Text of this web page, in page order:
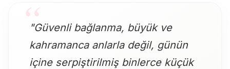
"Güvenli bağlanma, büyük ve
kahramanca anlarla değil, günün
içine serpiştirilmiş binlerce küçük